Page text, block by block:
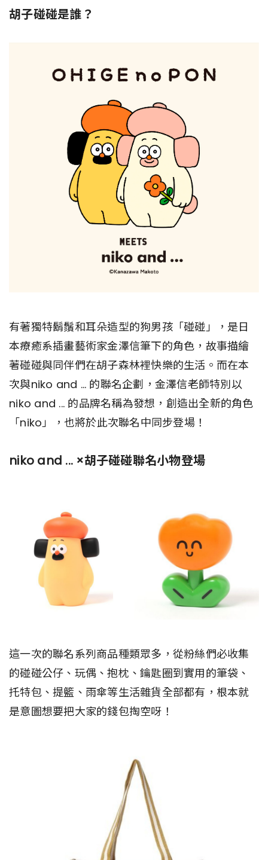
胡子碰碰是誰？
有著獨特鬍鬚和耳朵造型的狗男孩「碰碰」，是日
本療癒系插畫藝術家金澤信筆下的角色，故事描繪
著碰碰與同伴們在胡子森林裡快樂的生活。而在本
次與niko and … 的聯名企劃，金澤信老師特別以
niko and ... 的品牌名稱為發想，創造出全新的角色
「niko」，也將於此次聯名中同步登場！
niko and ... ×胡子碰碰聯名小物登場
這一次的聯名系列商品種類眾多，從粉絲們必收集
的碰碰公仔、玩偶、抱枕、鑰匙圈到實用的筆袋、
托特包、提籃、雨傘等生活雜貨全部都有，根本就
是意圖想要把大家的錢包掏空呀！